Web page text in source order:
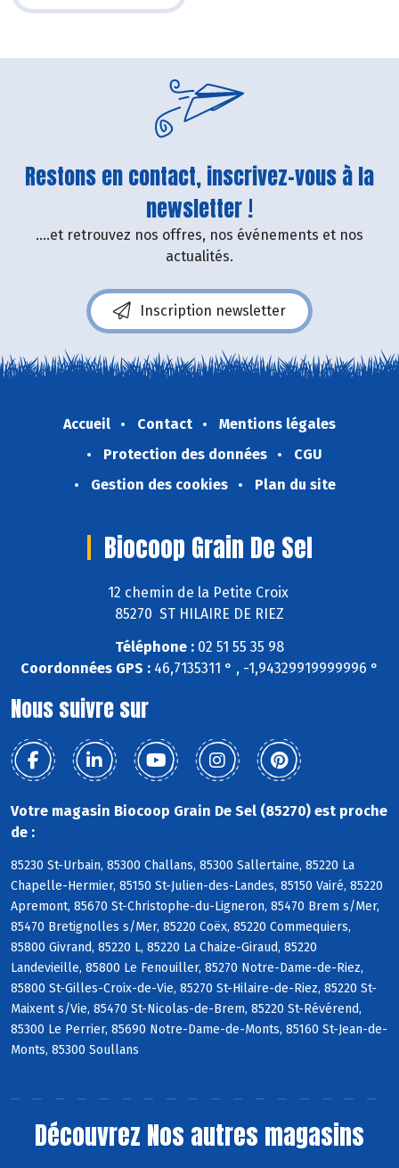
Restons en contact, inscrivez-vous à la
newsletter !
....et retrouvez nos offres, nos événements et nos
actualités.
Inscription newsletter
Accueil Contact
Mentions légales
Protection des données
CGU
Gestion des cookies
Plan du site
Biocoop Grain De Sel
12 chemin de la Petite Croix
85270 ST HILAIRE DE RIEZ
Téléphone : 02 51 55 35 98
Coordonnées GPS : 46,7135311 ° , -1,94329919999996 °
Nous suivre sur
Votre magasin Biocoop Grain De Sel (85270) est proche
de :
85230 St-Urbain, 85300 Challans, 85300 Sallertaine, 85220 La
Chapelle-Hermier, 85150 St-Julien-des-Landes, 85150 Vairé, 85220
Apremont, 85670 St-Christophe-du-Ligneron, 85470 Brem s/Mer,
85470 Bretignolles s/Mer, 85220 Coëx, 85220 Commequiers,
85800 Givrand, 85220 L, 85220 La Chaize-Giraud, 85220
Landevieille, 85800 Le Fenouiller, 85270 Notre-Dame-de-Riez,
85800 St-Gilles-Croix-de-Vie, 85270 St-Hilaire-de-Riez, 85220 St-
Maixent s/Vie, 85470 St-Nicolas-de-Brem, 85220 St-Révérend,
85300 Le Perrier, 85690 Notre-Dame-de-Monts, 85160 St-Jean-de-
Monts, 85300 Soullans
Découvrez Nos autres magasins